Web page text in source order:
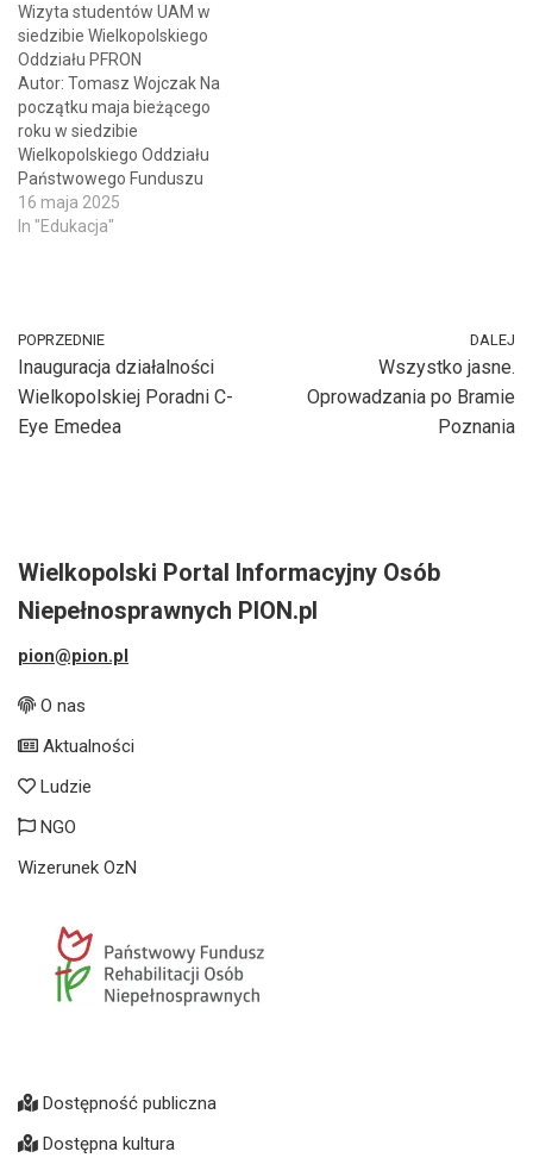
realizujące Program
„Aktywny samorząd” w roku
2026. W tym roku
Państwowy Fundusz
Rehabilitacji Osób
Niepełnosprawnych
przeznaczył na realizację
omawianego Programu
kwotę w wysokości około
306 milionów złotych. W
Wizyta studentów UAM w
siedzibie Wielkopolskiego
Oddziału PFRON
Autor: Tomasz Wojczak Na
początku maja bieżącego
roku w siedzibie
Wielkopolskiego Oddziału
Państwowego Funduszu
Rehabilitacji Osób
Niepełnosprawnych miało
Adama Mickiewicza w
Poznaniu. Omawiane
wydarzenie było dla osób
studiujących na kierunku
Praca Socjalna możliwością
16 maja 2025
In "Edukacja"
POPRZEDNIE
Inauguracja działalności
Wielkopolskiej Poradni C-
Eye Emedea
DALEJ
Wszystko jasne.
Oprowadzania po Bramie
Poznania
Wielkopolski Portal Informacyjny Osób
Niepełnosprawnych PION.pl
pion@pion.pl
O nas
Aktualności
Ludzie
NGO
Wizerunek OzN
Dostępność publiczna
Dostępna kultura